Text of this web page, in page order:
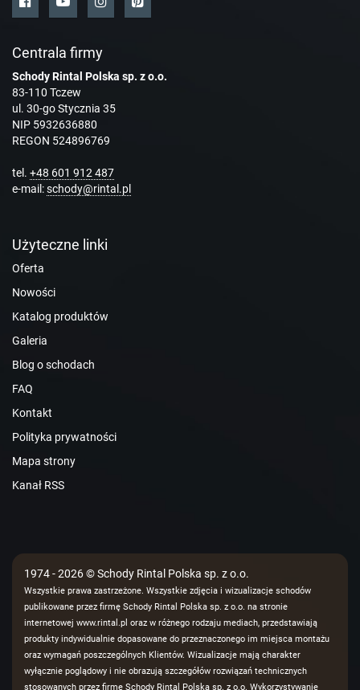
Centrala firmy
Schody Rintal Polska sp. z o.o.
83-110 Tczew
ul. 30-go Stycznia 35
NIP 5932636880
REGON 524896769
tel. +48 601 912 487
e-mail:schody@rintal.pl
Użyteczne linki
Oferta
Nowości
Katalog produktów
Galeria
Blog o schodach
FAQ
Kontakt
Polityka prywatności
Mapa strony
Kanał RSS
1974 - 2026 © Schody Rintal Polska sp. z o.o.
Wszystkie prawa zastrzeżone. Wszystkie zdjęcia i wizualizacje schodów
publikowane przez firmę Schody Rintal Polska sp. z o.o. na stronie
internetowej www.rintal.pl oraz w różnego rodzaju mediach, przedstawiają
produkty indywidualnie dopasowane do przeznaczonego im miejsca montażu
oraz wymagań poszczególnych Klientów. Wizualizacje mają charakter
wyłącznie poglądowy i nie obrazują szczegółów rozwiązań technicznych
stosowanych przez firmę Schody Rintal Polska sp. z o.o. Wykorzystywanie